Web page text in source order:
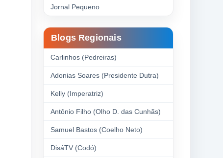
Jornal Pequeno
Blogs Regionais
Carlinhos (Pedreiras)
Adonias Soares (Presidente Dutra)
Kelly (Imperatriz)
Antônio Filho (Olho D. das Cunhãs)
Samuel Bastos (Coelho Neto)
DisáTV (Codó)